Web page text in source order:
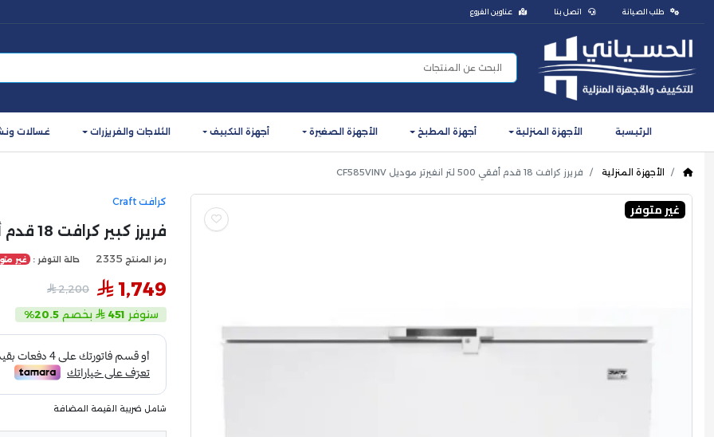
طلب الصيانة اتصل بنا عناوين الفروع
الرئيسية الأجهزة المنزلية أجهزة المطبخ الأجهزة الصغيرة أجهزة التكييف الثلاجات والفريزرات غسالات
الأجهزة المنزلية فريرز كرافت 18 قدم أفقي 500 لتر انفيرتر موديل CF585VINV
غير متوفر كرافت Craft
فريرز كبير كرافت 18 قدم أفقي 500 لتر انفيرتر موديل CF585VINV
رمز المنتج 2335 حالة التوفر : غير
1,749
2,200
ستوفر 451 بخصم20.5%
شامل ضريبة القيمة المضافة